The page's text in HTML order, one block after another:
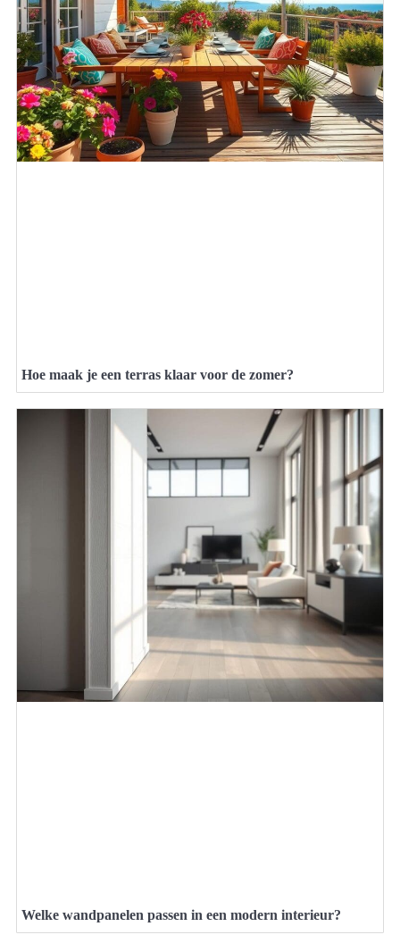
Hoe maak je een terras klaar voor de zomer?
Welke wandpanelen passen in een modern interieur?